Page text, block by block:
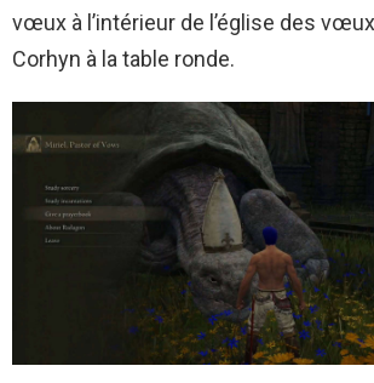
vœux à l’intérieur de l’église des
Corhyn à la table ronde.